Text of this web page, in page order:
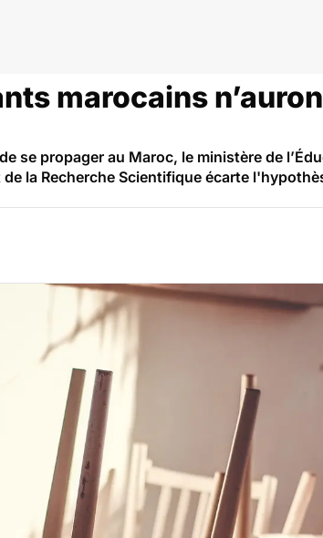
marocains
se propager au Maroc, le ministère de
la Recherche Scientifique écarte